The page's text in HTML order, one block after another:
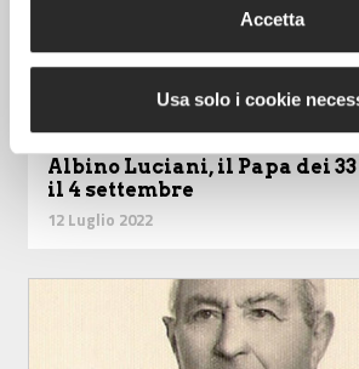
Accetta
Usa solo i cookie
Albino Luciani, il Papa dei
il 4 settembre
12 Luglio 2022